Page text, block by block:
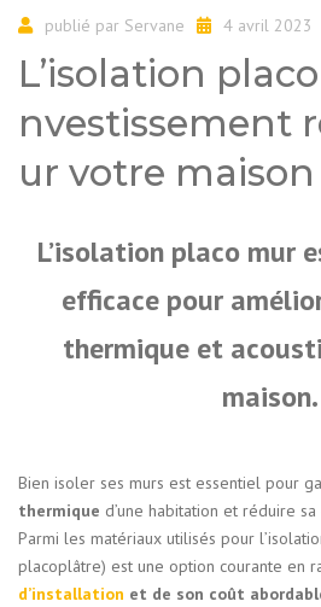
publié par Servane 4 avril 2023
L’isolation
nvestissement
ur votre maison
L’isolation placo mur
efficace pour
thermique et
maison.
Bien isoler ses murs est essentiel pour
thermique d’une habitation et réduire
Parmi les matériaux utilisés pour
placoplâtre) est une option courante en
d’installation et de son coût